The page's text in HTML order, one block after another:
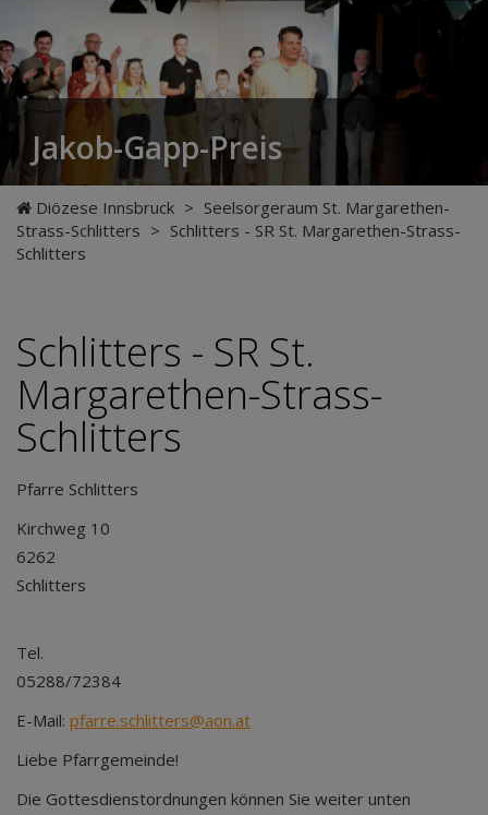
Jakob-Gapp-Preis
Diözese Innsbruck > Seelsorgeraum St. Margarethen-
Strass-Schlitters > Schlitters - SR St. Margarethen-Strass-
Schlitters
Schlitters - SR St.
Margarethen-Strass-
Schlitters
Pfarre Schlitters
Kirchweg 10
6262
Tel.
05288/
E-Mail: pfarre.schlitters@aon.at
Liebe Pfarrgemeinde!
Die Gottesdienstordnungen können Sie weiter unten